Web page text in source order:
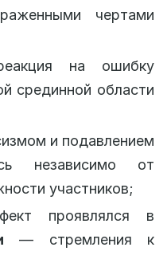
чертами
на ошибку
срединной области
и подавлением
независимо от
участников;
проявлялся в
— стремления к